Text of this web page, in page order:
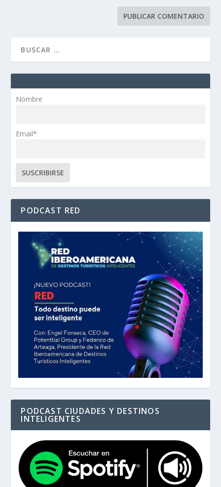
Nombre
Email*
PODCAST RED
PODCAST CIUDADES Y DESTINOS
INTELIGENTES